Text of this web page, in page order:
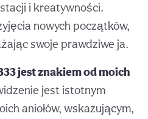
i kreatywności.
nowych początków,
swoje prawdziwe ja.
jest znakiem od moich
jest istotnym
aniołów, wskazującym,